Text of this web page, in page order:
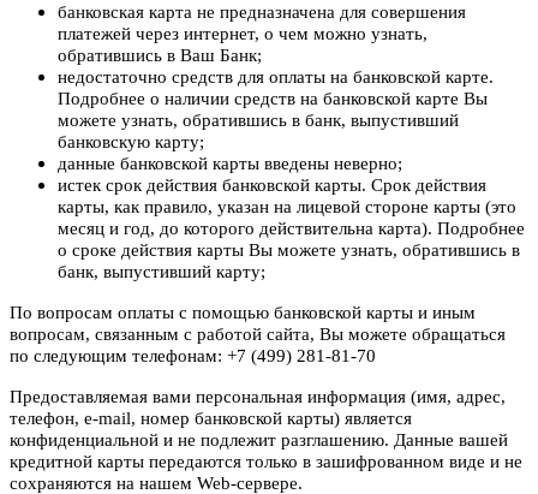
банковская карта не предназначена для совершения
платежей через интернет, о чем можно узнать,
обратившись в Ваш Банк;
недостаточно средств для оплаты на банковской карте.
Подробнее о наличии средств на банковской карте Вы
можете узнать, обратившись в банк, выпустивший
банковскую карту;
данные банковской карты введены неверно;
истек срок действия банковской карты. Срок действия
карты, как правило, указан на лицевой стороне карты (это
месяц и год, до которого действительна карта). Подробнее
о сроке действия карты Вы можете узнать, обратившись в
банк, выпустивший карту;
По вопросам оплаты с помощью банковской карты и иным
вопросам, связанным с работой сайта, Вы можете обращаться
по следующим телефонам: +7 (499) 281-81-70
Предоставляемая вами персональная информация (имя, адрес,
телефон, e-mail, номер банковской карты) является
конфиденциальной и не подлежит разглашению. Данные вашей
кредитной карты передаются только в зашифрованном виде и не
сохраняются на нашем Web-сервере.